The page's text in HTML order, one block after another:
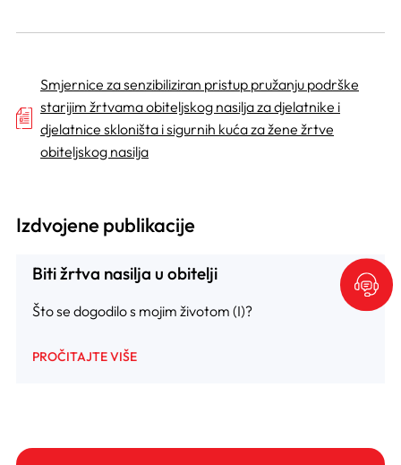
Smjernice za senzibiliziran pristup pružanju podrške
starijim žrtvama obiteljskog nasilja za djelatnike i
djelatnice skloništa i sigurnih kuća za žene žrtve
obiteljskog nasilja
Izdvojene publikacije
Biti žrtva nasilja u obitelji
Što se dogodilo s mojim životom (I)?
PROČITAJTE VIŠE